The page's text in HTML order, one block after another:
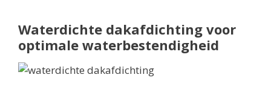
Waterdichte dakafdichting voor
optimale waterbestendigheid